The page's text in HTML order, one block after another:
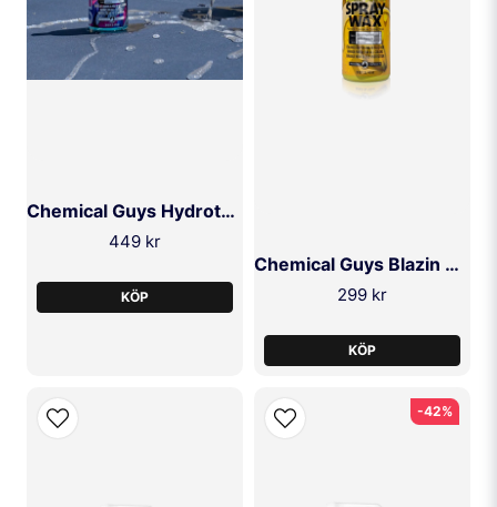
Chemical Guys Hydrothread Ceramic Fabric 473ml
449 kr
KÖP
Chemical Guys Blazin Banana Spray Wax 473ml
299 kr
KÖP
-42%